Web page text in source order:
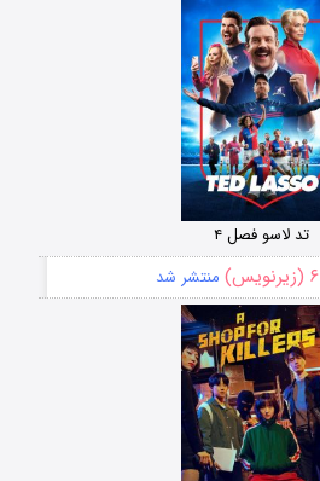
تد لاسو فصل ۴
۶ (زیرنویس) منتشر شد